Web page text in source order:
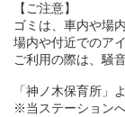
【ご注意】
ゴミは、車内や場
場内や付近でのア
ご利用の際は、騒
「神ノ木保育所」
※当ステーション